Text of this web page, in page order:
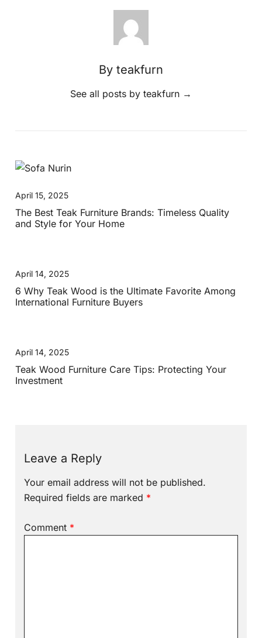
By teakfurn
See all posts by teakfurn →
April 15, 2025
The Best Teak Furniture Brands: Timeless Quality
and Style for Your Home
April 14, 2025
6 Why Teak Wood is the Ultimate Favorite Among
International Furniture Buyers
April 14, 2025
Teak Wood Furniture Care Tips: Protecting Your
Investment
Leave a Reply
Your email address will not be published.
Required fields are marked *
Comment *